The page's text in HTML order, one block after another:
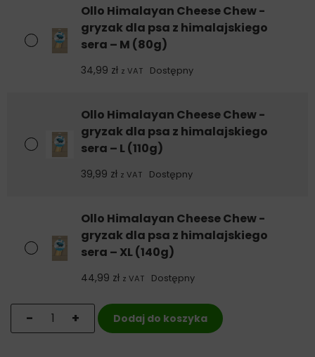
Ollo Himalayan Cheese Chew -
gryzak dla psa z himalajskiego
sera – M (80g)
34,99 zł z VAT Dostępny
Ollo Himalayan Cheese Chew -
gryzak dla psa z himalajskiego
sera – L (110g)
39,99 zł z VAT Dostępny
Ollo Himalayan Cheese Chew -
gryzak dla psa z himalajskiego
sera – XL (140g)
44,99 zł z VAT Dostępny
ilość Ollo Himalayan Cheese Chew - gryzak dla psa z
+
- Dodaj do koszyka